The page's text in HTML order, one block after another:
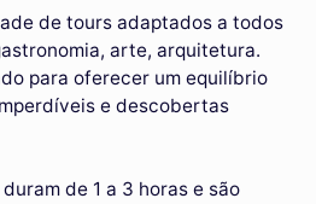
de tours adaptados a todos
arte, arquitetura.
para oferecer um equilíbrio
e descobertas
de 1 a 3 horas e são